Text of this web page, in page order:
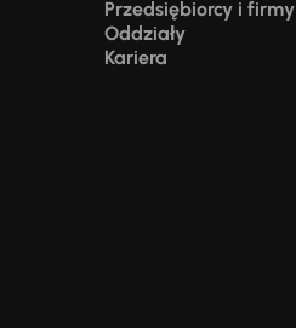
Przedsiębiorcy i firmy
Oddziały
Kariera